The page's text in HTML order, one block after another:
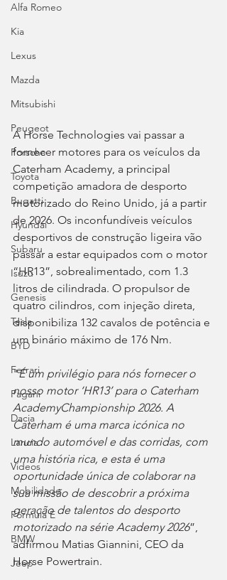
Alfa Romeo
Kia
Lexus
Mazda
Mitsubishi
Peugeot
Porsche
Toyota
Bugatti
Hyundai
Subaru
Isuzu
Genesis
Tesla
BYD
Ferrari
Pagani
Dacia
Lancia
Videos
Mobilidade
Fórmula E
BMW
Jeep
A Horse Technologies vai passar a
fornecer motores para os veículos da
Caterham Academy, a principal
competição amadora de desporto
motorizado do Reino Unido, já a partir
de 2026. Os inconfundíveis veículos
desportivos de construção ligeira vão
passar a estar equipados com o motor
“HR13”, sobrealimentado, com 1.3
litros de cilindrada. O propulsor de
quatro cilindros, com injeção direta,
disponibiliza 132 cavalos de potência e
um binário máximo de 176 Nm.
"É um privilégio para nós fornecer o
nosso motor ‘HR13’ para o Caterham
AcademyChampionship 2026. A
Caterham é uma marca icónica no
mundo automóvel e das corridas, com
uma história rica, e esta é uma
oportunidade única de colaborar na
sua missão de descobrir a próxima
geração de talentos do desporto
motorizado na série Academy 2026”,
adfirmou Matias Giannini, CEO da
Horse Powertrain.